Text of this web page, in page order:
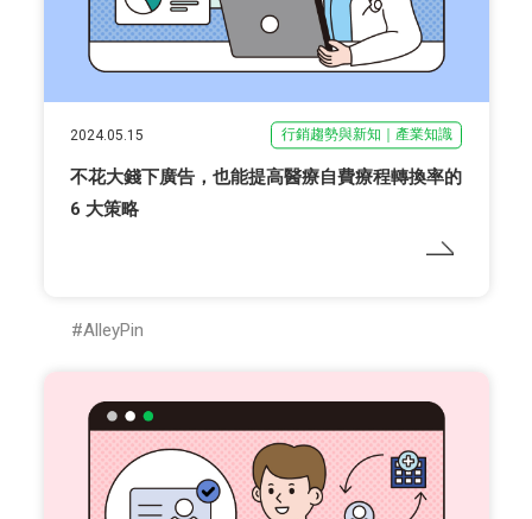
2024.05.15 行銷趨勢與新知｜產業知識
不花大錢下廣告，也能提高醫療自費療程轉換率的
6 大策略
AlleyPin